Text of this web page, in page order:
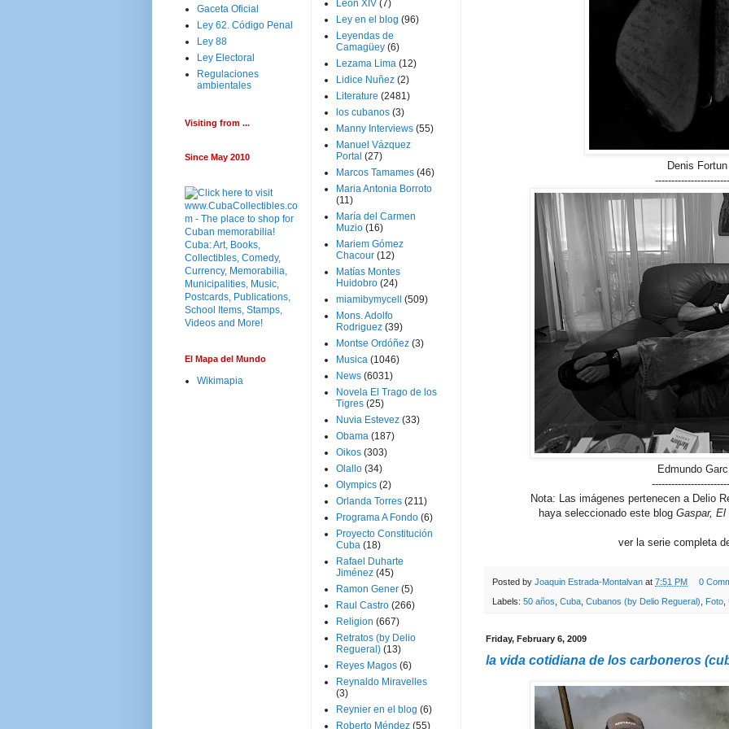
Denis Fortun
Edmundo
Nota: Las imágenes pertenecen a Delio
haya seleccionado este blog Gaspar, El
ver la serie completa
Posted by Joaquin Estrada-Montalvan at 7:51 PM 0
Labels: 50 años Cuba Cubanos (by Delio Regueral) Foto
Friday, February 6, 2009
la vida cotidiana de los carboneros
Gaceta Oficial
Ley 62. Código Penal
Ley 88
Ley Electoral
Regulaciones
ambientales
Visiting from ...
Since May 2010
El Mapa del Mundo
Wikimapia
Leon XIV (7)
Ley en el blog (96)
Leyendas de
Camagüey (6)
Lezama Lima (12)
Lidice Nuñez (2)
Literature (2481)
los cubanos (3)
Manny Interviews (55)
Manuel Vázquez
Portal (27)
Marcos Tamames (46)
Maria Antonia Borroto
(11)
María del Carmen
Muzio (16)
Mariem Gómez
Chacour (12)
Matías Montes
Huidobro (24)
miamibymycell
(509)
Mons. Adolfo
Rodriguez (39)
Montse Ordóñez (3)
Musica (1046)
News (6031)
Novela El Trago de los
Tigres (25)
Nuvia Estevez (33)
Obama (187)
Oikos (303)
Olallo (34)
Olympics (2)
Orlanda Torres (211)
Programa A Fondo (6)
Proyecto Constitución
Cuba (18)
Rafael Duharte
Jiménez (45)
Ramon Gener (5)
Raul Castro (266)
Religion (667)
Retratos (by Delio
Regueral) (13)
Reyes Magos (6)
Reynaldo Miravelles
(3)
Reynier en el blog (6)
Roberto Méndez (55)